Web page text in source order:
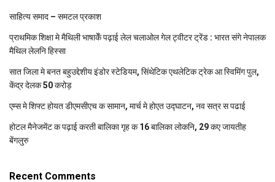
साहित्य समाद – समटल प्रकाश
प्राथमिक शि‍क्षा मे मैथि‍ली भाषाकेँ पढ़ाई लेल चलाओल गेल ट्वीटर ट्रेंड : भारत संगे नेपालक
मैथिल लेलनि हिस्सा
सात जिला मे बनत बहुउद्देशीय इंडोर स्‍टेडि‍यम, सिंथेटिक एथलेटिक ट्रेक आ स्विमिंग पुल,
केंद्र देलक 50 करोड़
एम्स मे शिफ्ट होयत डीएमसीएच क सामान, मार्च मे होएत उद्घाटन, नव सत्र स पढाई
होटल मैनेजमेंट क पढ़ाई करती बालिका गृह क 16 बालिका लोकनि, 29 कए जायतीह
बेंगलुरु
Recent Comments